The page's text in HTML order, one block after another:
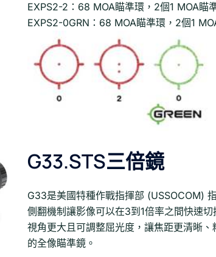
EXPS2-2：68 MOA瞄準環，2個1 MOA瞄
EXPS2-0GRN：68 MOA瞄準環，2個1
G33.STS三倍鏡
G33是美國特種作戰指揮部 (USSOCOM)
側翻機制讓影像可以在3到1倍率之間快速
視角更大且可調整屈光度，讓焦距更清晰
的全像瞄準鏡。